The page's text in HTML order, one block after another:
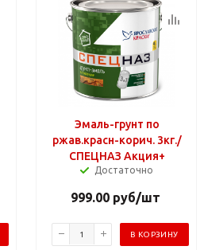
Эмаль-грунт по
ржав.красн-корич. 3кг./
СПЕЦНАЗ Акция+
Достаточно
999.00руб/шт
В КОРЗИНУ